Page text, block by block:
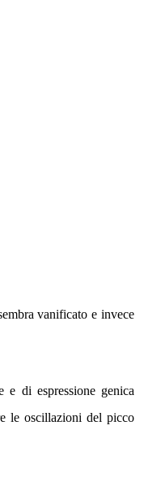
vanificato e invece
di espressione genica
le oscillazioni del picco